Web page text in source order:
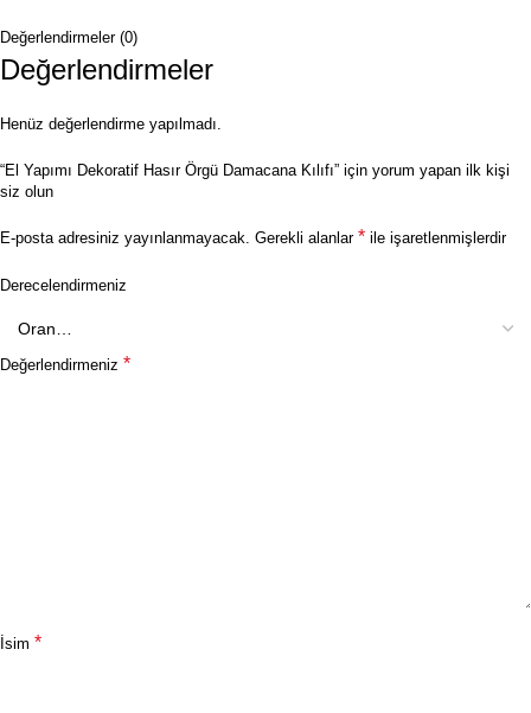
Değerlendirmeler (0)
Değerlendirmeler
Henüz değerlendirme yapılmadı.
“El Yapımı Dekoratif Hasır Örgü Damacana Kılıfı” için yorum yapan ilk kişi
siz olun
E-posta adresiniz yayınlanmayacak. Gerekli alanlar * ile işaretlenmişlerdir
Derecelendirmeniz
Değerlendirmeniz *
İsim *